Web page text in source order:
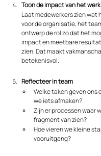
Toon de impact van het werk
Laat medewerkers zien wat
voor de organisatie, het
ontwerp de rol zo dat het
impact en meetbare
zien. Dat maakt
betekenisvol.
Reflecteer in team
Welke taken geven
we iets afmaken?
Zijn er processen waar
fragment van zien?
Hoe vieren we kleine
vooruitgang?